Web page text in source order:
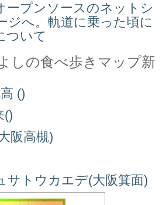
ープンソースのネットシ
ジへ。軌道に乗った頃に
ついて
しの食べ歩きマップ新
()
()
阪高槻)
サトウカエデ(大阪箕面)